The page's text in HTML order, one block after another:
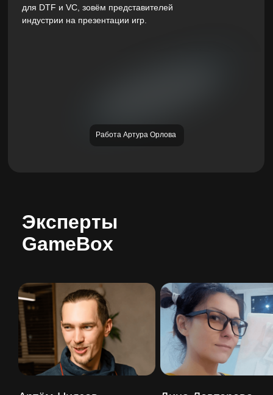
Работа Артура Орлова
для DTF и VC, зовём представителей
индустрии на презентации игр.
Эксперты
GameBox